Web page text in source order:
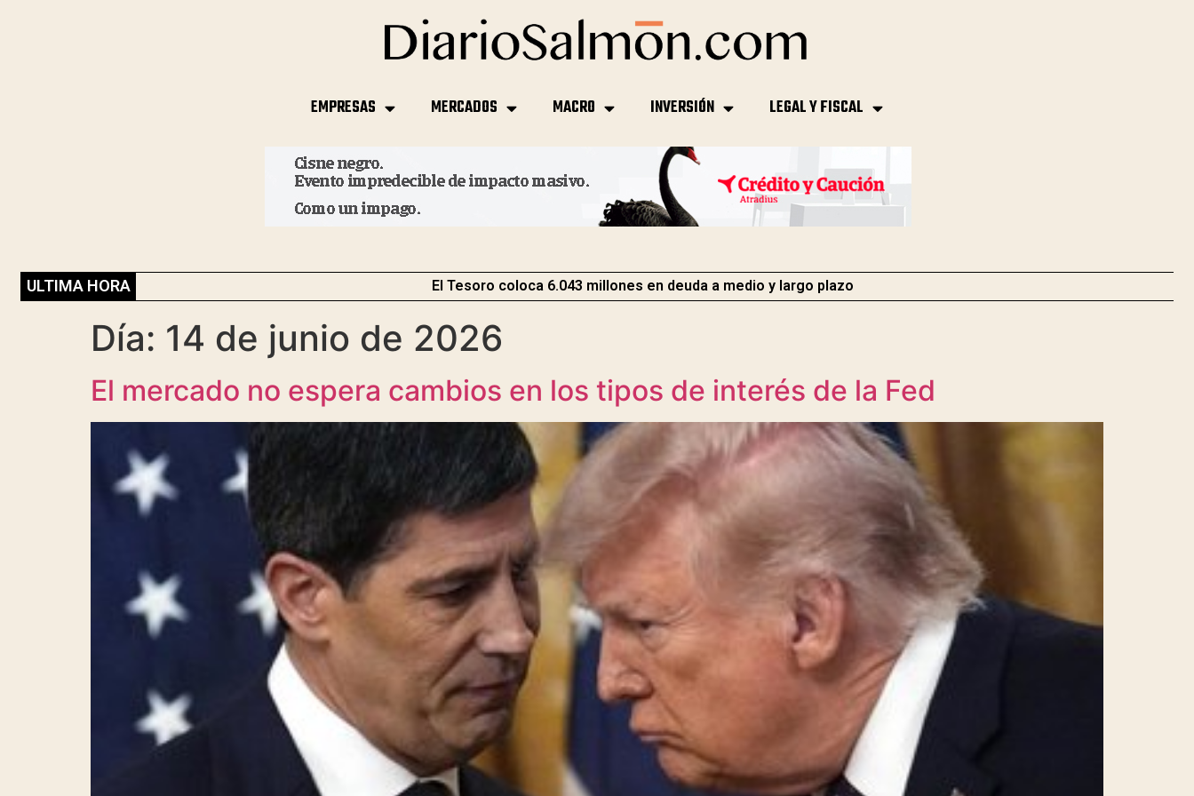
EMPRESAS MERCADOS MACRO INVERSIÓN LEGAL Y FISCAL
ULTIMA HORA El Tesoro coloca 6.043 millones en deuda a medio y largo plazo
Día: 14 de junio de 2026
El mercado no espera cambios en los tipos de interés de la Fed